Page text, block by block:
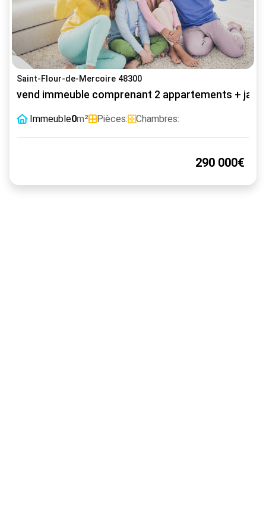
Saint-Flour-de-Mercoire 48300
vend immeuble comprenant 2 appartements +
Immeuble0m² Pièces: Chambres:
290 000€